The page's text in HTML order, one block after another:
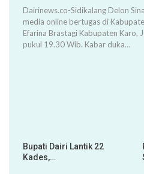
Dairinews.co-Sidikalang Delon
media online bertugas di
Efarina Brastagi Kabupaten
pukul 19.30 Wib. Kabar duka…
Bupati Dairi Lantik 22
Kades,…